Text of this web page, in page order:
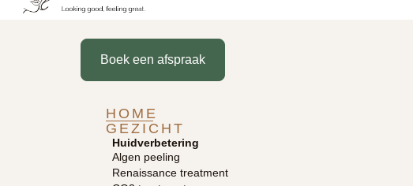
Boek een afspraak
HOME
GEZICHT
Huidverbetering
Algen peeling
Renaissance treatment